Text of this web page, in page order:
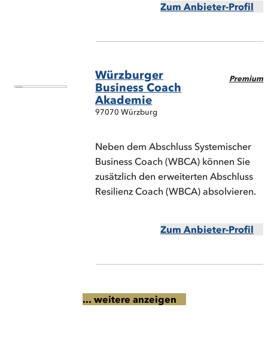
Zum Anbieter-Profil
Premium
Würzburger
Business Coach
Akademie
97070 Würzburg
Neben dem Abschluss Systemischer
Business Coach (WBCA) können Sie
zusätzlich den erweiterten Abschluss
Resilienz Coach (WBCA) absolvieren.
Zum Anbieter-Profil
... weitere anzeigen